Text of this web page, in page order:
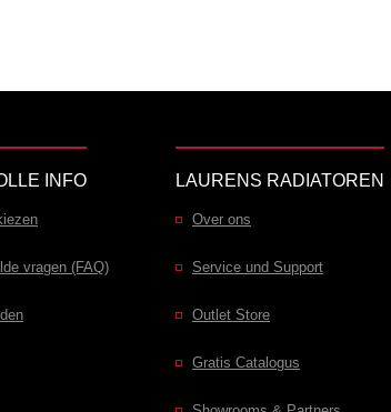
INFO
vragen (FAQ)
LAURENS RADIATOREN
Over ons
Service und Support
Outlet Store
Gratis Catalogus